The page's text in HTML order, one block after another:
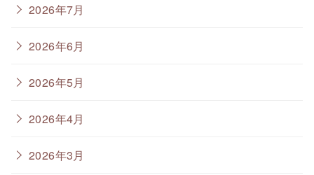
2026年7月
2026年6月
2026年5月
2026年4月
2026年3月